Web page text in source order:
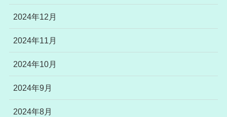
2024年12月
2024年11月
2024年10月
2024年9月
2024年8月